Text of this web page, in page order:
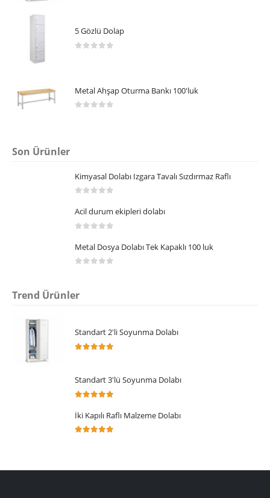
5 Gözlü Dolap
Metal Ahşap Oturma Bankı 100'luk
Son Ürünler
Kimyasal Dolabı Izgara Tavalı Sızdırmaz Raflı
Acil durum ekipleri dolabı
Metal Dosya Dolabı Tek Kapaklı 100 luk
Trend Ürünler
Standart 2'li Soyunma Dolabı
Standart 3'lü Soyunma Dolabı
İki Kapılı Raflı Malzeme Dolabı